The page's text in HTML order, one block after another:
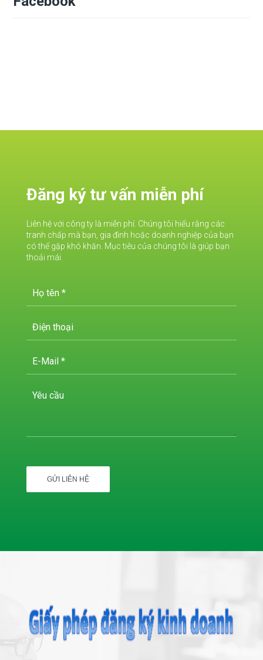
Đăng ký tư vấn miễn phí
Liên hệ với công ty là miễn phí. Chúng tôi hiểu rằng các
tranh chấp mà bạn, gia đình hoặc doanh nghiệp của bạn
có thể gặp khó khăn. Mục tiêu của chúng tôi là giúp bạn
thoải mái.